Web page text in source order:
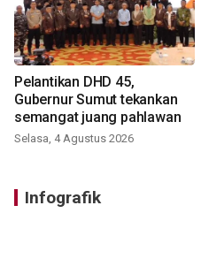
Pelantikan DHD 45,
Gubernur Sumut tekankan
semangat juang pahlawan
Selasa, 4 Agustus 2026
Infografik